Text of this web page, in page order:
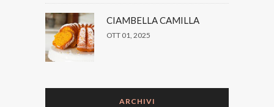
CIAMBELLA CAMILLA
OTT 01, 2025
ARCHIVI